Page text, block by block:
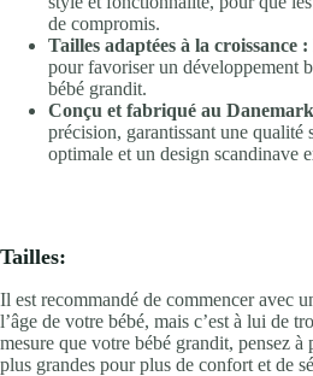
de compromis.
Tailles adaptées à la croissance :
pour favoriser un développement
bébé grandit.
Conçu et fabriqué au
précision, garantissant une qualité
optimale et un design scandinave
Tailles:
Il est recommandé de commencer avec
l’âge de votre bébé, mais c’est à lui de
mesure que votre bébé grandit, pensez à
plus grandes pour plus de confort et de